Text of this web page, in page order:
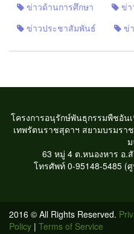
ข่าวด้านการศึกษา
ข่า
ข่าวประชาสัมพันธ์
ข่
โครงการอนุรักษ์พันธุกรรมพืชอัน
เทพรัตนราชสุดาฯ สยามบรมรา
63 หมู่ 4 ต.หนองหาร อ.
โทรศัพท์ 0-95148-5485 (
2016 © All Rights Reserved.
Policy | Terms of Service